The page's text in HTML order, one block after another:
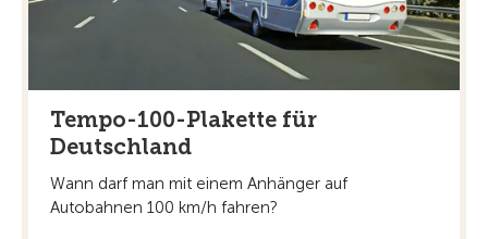
Tempo-100-Plakette für
Deutschland
Wann darf man mit einem Anhänger auf
Autobahnen 100 km/h fahren?